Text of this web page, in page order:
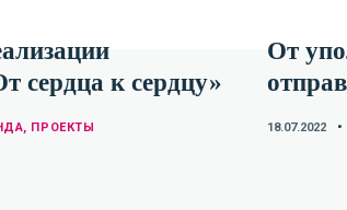
сердца к сердцу»
, ПРОЕКТЫ
От
18.07.2022